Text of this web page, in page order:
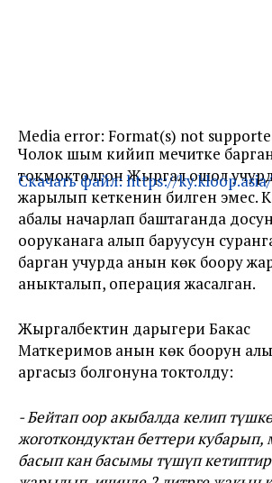
Media error: Format(s) not
Скачать файл: https://
00:00
Чолок шым кийип мечитке
токмоктолгон Жыргал ошол
жарылып кеткенин билген эмес.
абалы начарлап баштаганда
ооруканага алып баруусун
барган учурда анын көк боору
аныкталып, операция жасалган.
Жыргалбектин дарыгери Бакас
Маткеримов анын көк боорун
аргасыз болгонуна токтолду:
- Бейтап оор акыбалда келип
жоготкондуктан беттери кубарып,
басып кан басымы түшүп